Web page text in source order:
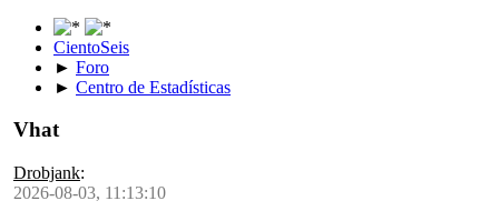
CientoSeis
► Foro
► Centro de Estadísticas
Vhat
Drobjank:
2026-08-03, 11:13:10